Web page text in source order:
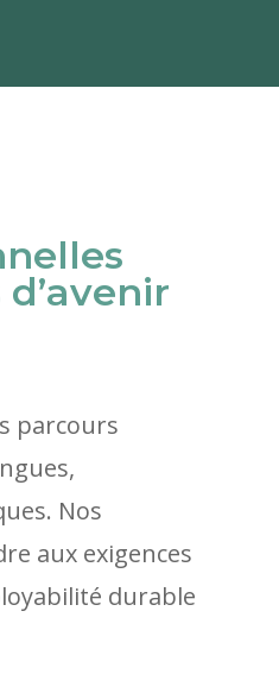
parcours
Nos
aux exigences
durable